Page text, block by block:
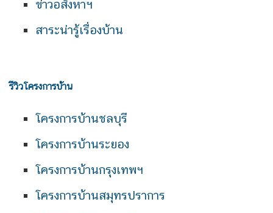
ข่าวอสังหาฯ
สาระน่ารู้เรื่องบ้าน
รีวิวโครงการบ้าน
โครงการบ้านชลบุรี
โครงการบ้านระยอง
โครงการบ้านกรุงเทพฯ
โครงการบ้านสมุทรปราการ